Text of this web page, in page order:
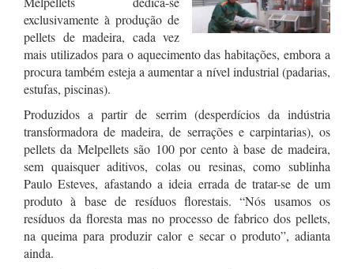
exclusivamente à produção de
pellets de madeira, cada vez
mais utilizados para o aquecimento das habitações, embora a
procura também esteja a aumentar a nível industrial (padarias,
estufas, piscinas).
Produzidos a partir de serrim (desperdícios da indústria
transformadora de madeira, de serrações e carpintarias), os
pellets da Melpellets são 100 por cento à base de madeira,
sem quaisquer aditivos, colas ou resinas, como sublinha
Paulo Esteves, afastando a ideia errada de tratar-se de um
produto à base de resíduos florestais. “Nós usamos os
resíduos da floresta mas no processo de fabrico dos pellets,
na queima para produzir calor e secar o produto”, adianta
ainda.